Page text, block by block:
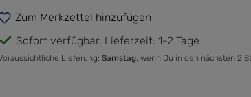
Zum Merkzettel hinzufügen
Sofort verfügbar, Lieferzeit: 1-2 Tage
Lieferung: Samstag , wenn Du in den nächsten 2